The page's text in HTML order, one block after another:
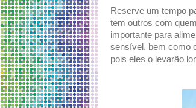
Reserve um tempo
tem outros com
importante para
sensível, bem como
pois eles o levarão